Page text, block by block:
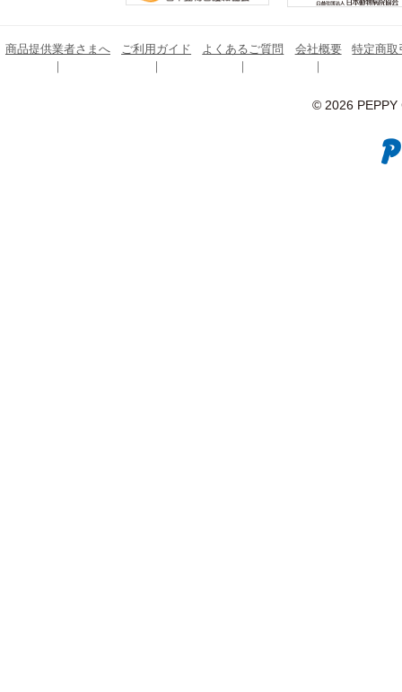
商品提供業者さまへ ご利用ガイド よくあるご質問 会社概要 特定商取
© 2026 PEPPY